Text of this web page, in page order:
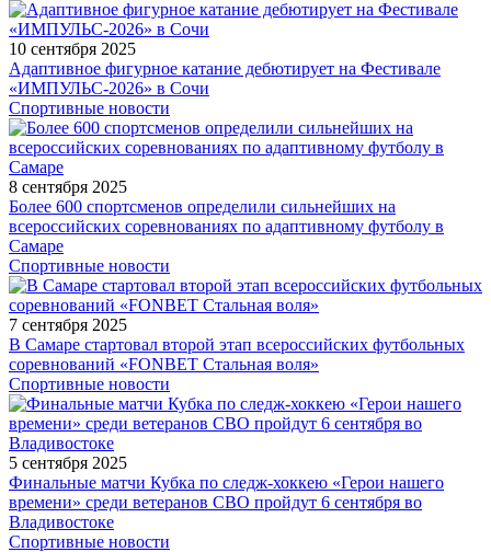
10 сентября 2025
Адаптивное фигурное катание дебютирует на Фестивале
«ИМПУЛЬС-2026» в Сочи
Спортивные новости
8 сентября 2025
Более 600 спортсменов определили сильнейших на
всероссийских соревнованиях по адаптивному футболу в
Самаре
Спортивные новости
7 сентября 2025
В Самаре стартовал второй этап всероссийских футбольных
соревнований «FONBET Стальная воля»
Спортивные новости
5 сентября 2025
Финальные матчи Кубка по следж-хоккею «Герои нашего
времени» среди ветеранов СВО пройдут 6 сентября во
Владивостоке
Спортивные новости